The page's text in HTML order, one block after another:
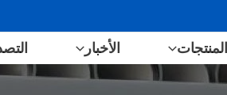
المنتجات الأخبار